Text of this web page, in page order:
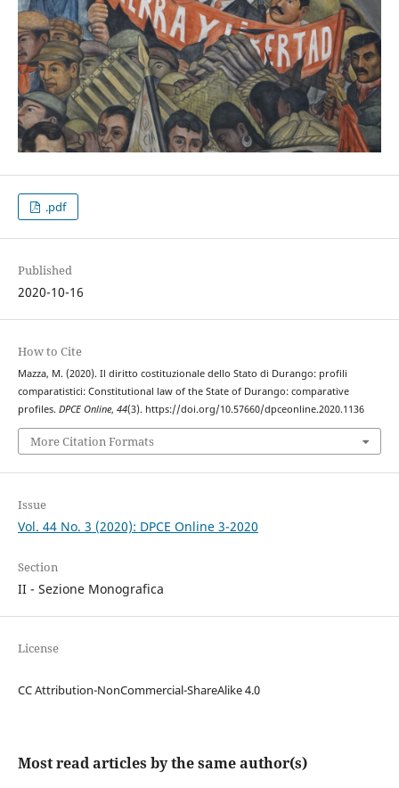
.pdf
Published
2020-10-16
How to Cite
Mazza, M. (2020). Il diritto costituzionale dello Stato di Durango: profili
comparatistici: Constitutional law of the State of Durango: comparative
profiles. DPCE Online, 44(3). https://doi.org/10.57660/dpceonline.2020.1136
More Citation Formats
Issue
Vol. 44 No. 3 (2020): DPCE Online 3-2020
Section
II - Sezione Monografica
License
CC Attribution-NonCommercial-ShareAlike 4.0
Most read articles by the same author(s)